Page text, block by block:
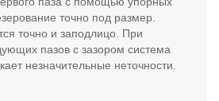
точно под размер.
точно и заподлицо. При
пазов с зазором система
незначительные неточности.